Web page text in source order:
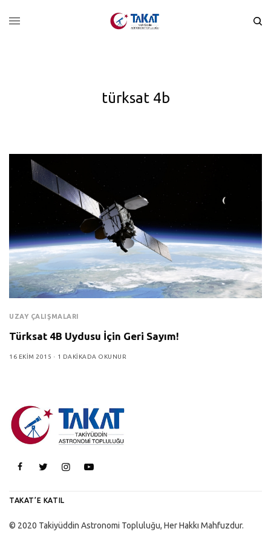
türksat 4b
UZAY ÇALIŞMALARI
Türksat 4B Uydusu İçin Geri Sayım!
16 EKIM 2015 1 DAKIKADA OKUNUR
TAKAT’E KATIL
© 2020 Takiyüddin Astronomi Topluluğu, Her Hakkı Mahfuzdur.